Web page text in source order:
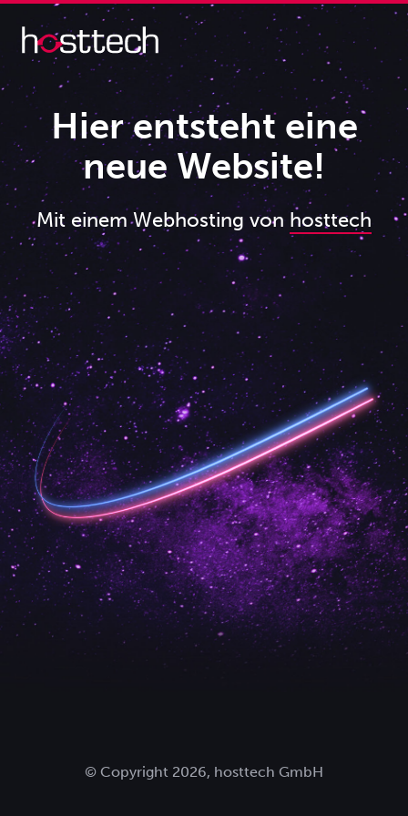
Hier entsteht eine
neue Website!
Mit einem Webhosting von hosttech
© Copyright 2026, hosttech GmbH